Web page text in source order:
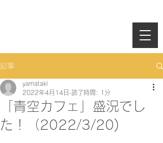
記事
「青空カフェ」盛況でし
た！（2022/3/20)
yamataki
2022年4月14日 読了時間: 1分